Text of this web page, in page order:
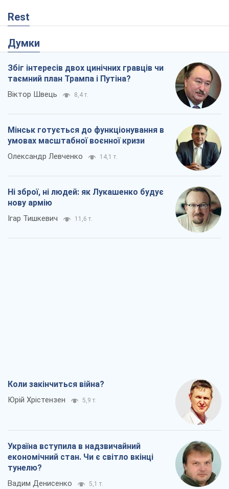
Rest
Думки
Збіг інтересів двох цинічних гравців чи
таємний план Трампа і Путіна?
Віктор Швець 8,4 т.
Мінськ готується до функціонування в
умовах масштабної воєнної кризи
Олександр Левченко 14,1 т.
Ні зброї, ні людей: як Лукашенко будує
нову армію
Ігар Тишкевич 11,6 т.
Коли закінчиться війна?
Юрій Хрістензен 5,9 т.
Україна вступила в надзвичайний
економічний стан. Чи є світло вкінці
тунелю?
Вадим Денисенко 5,1 т.